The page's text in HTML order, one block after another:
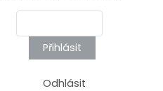
Přihlásit
Odhlásit